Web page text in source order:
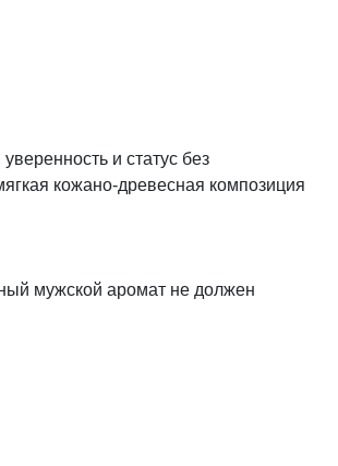
и статус без
кожано-древесная композиция
мужской аромат не должен